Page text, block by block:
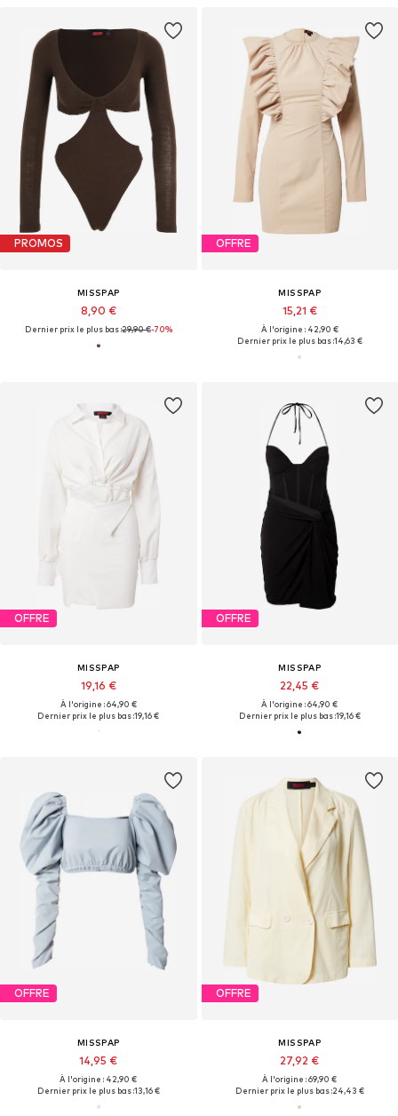
PROMOS
MISSPAP
8,90 €
Dernier prix le plus bas :29,90 €-70%
OFFRE
MISSPAP
15,21 €
À l'origine : 42,90 €
Dernier prix le plus bas :14,63 €
OFFRE
MISSPAP
19,16 €
À l'origine : 64,90 €
Dernier prix le plus bas :19,16 €
OFFRE
MISSPAP
22,45 €
À l'origine : 64,90 €
Dernier prix le plus bas :19,16 €
OFFRE
MISSPAP
14,95 €
À l'origine : 42,90 €
Dernier prix le plus bas :13,16 €
OFFRE
MISSPAP
27,92 €
À l'origine : 69,90 €
Dernier prix le plus bas :24,43 €